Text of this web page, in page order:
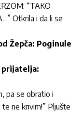
“TAKO
Otkrila i da li se
Žepča: Poginule
prijatelja:
pa se obratio i
te ne krivim!” Pljušte